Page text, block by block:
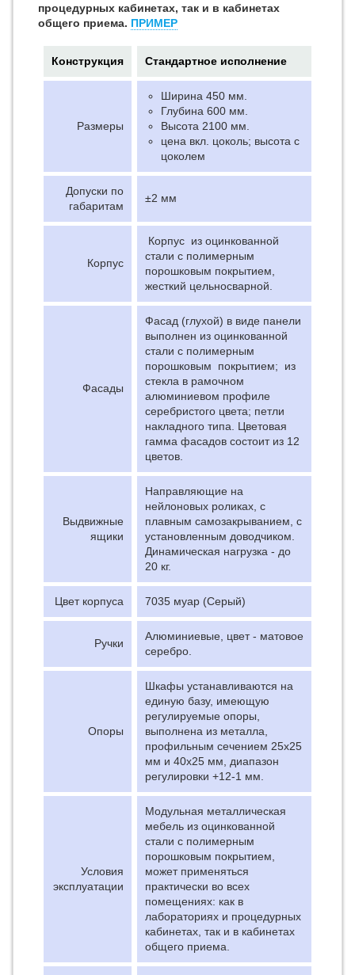
процедурных кабинетах, так и в кабинетах
общего приема. ПРИМЕР
Конструкция Стандартное исполнение
Размеры
Ширина 450 мм.
Глубина 600 мм.
Высота 2100 мм.
цена вкл. цоколь; высота с
цоколем
Допуски по
габаритам
±2 мм
Корпус
Корпус из оцинкованной
стали с полимерным
порошковым покрытием,
жесткий цельносварной.
Фасады
Фасад (глухой) в виде панели
выполнен из оцинкованной
стали с полимерным
порошковым покрытием; из
стекла в рамочном
алюминиевом профиле
серебристого цвета; петли
накладного типа. Цветовая
гамма фасадов состоит из 12
цветов.
Выдвижные
ящики
Направляющие на
нейлоновых роликах, с
плавным самозакрыванием, с
установленным доводчиком.
Динамическая нагрузка - до
20 кг.
Цвет корпуса 7035 муар (Серый)
Ручки
Алюминиевые, цвет - матовое
серебро.
Опоры
Шкафы устанавливаются на
единую базу, имеющую
регулируемые опоры,
выполнена из металла,
профильным сечением 25х25
мм и 40х25 мм, диапазон
регулировки +12-1 мм.
Условия
эксплуатации
Модульная металлическая
мебель из оцинкованной
стали с полимерным
порошковым покрытием,
может применяться
практически во всех
помещениях: как в
лабораториях и процедурных
кабинетах, так и в кабинетах
общего приема.